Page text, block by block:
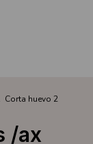
Corta huevo 2
/ax